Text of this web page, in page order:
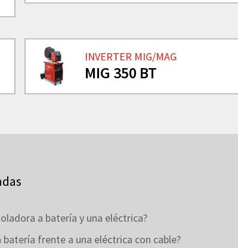
INVERTER MIG/MAG
MIG 350 BT
a batería y una eléctrica?
frente a una eléctrica con cable?